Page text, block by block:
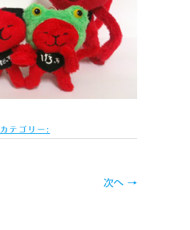
カテゴリー:
次へ →